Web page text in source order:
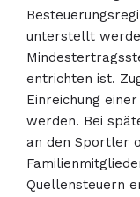
unterstellt
entrichten ist.
Einreichung
werden. Bei
an den Sportler
Quellensteuern